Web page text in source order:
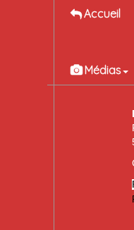
Accueil
Médias